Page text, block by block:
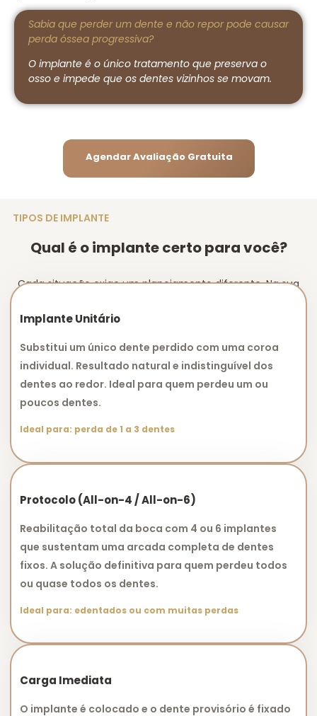
Sabia que perder um dente e não repor pode causar
perda óssea progressiva?
O implante é o único tratamento que preserva o
osso e impede que os dentes vizinhos se movam.
Agendar Avaliação Gratuita
TIPOS DE IMPLANTE
Qual é o implante certo para você?
Cada situação exige um planejamento diferente. Na sua
Implante Unitário
Substitui um único dente perdido com uma coroa
individual. Resultado natural e indistinguível dos
dentes ao redor. Ideal para quem perdeu um ou
poucos dentes.
Ideal para: perda de 1 a 3 dentes
Protocolo (All-on-4 / All-on-6)
Reabilitação total da boca com 4 ou 6 implantes
que sustentam uma arcada completa de dentes
fixos. A solução definitiva para quem perdeu todos
ou quase todos os dentes.
Ideal para: edentados ou com muitas perdas
Carga Imediata
O implante é colocado e o dente provisório é fixado